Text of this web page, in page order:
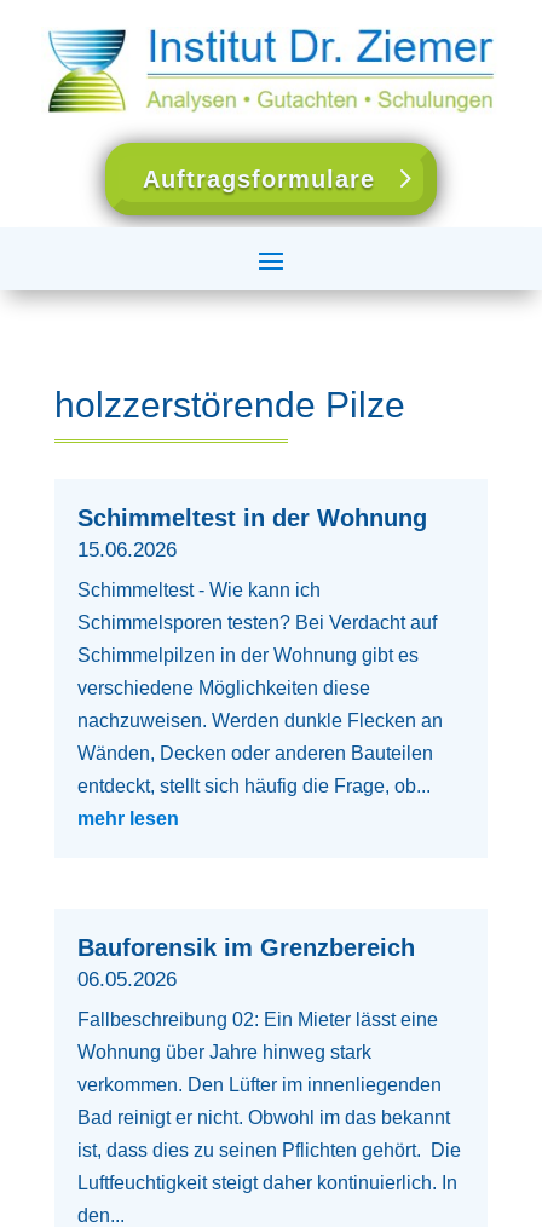
Auftragsformulare
holzzerstörende Pilze
Schimmeltest in der Wohnung
15.06.2026
Schimmeltest - Wie kann ich
Schimmelsporen testen? Bei Verdacht auf
Schimmelpilzen in der Wohnung gibt es
verschiedene Möglichkeiten diese
nachzuweisen. Werden dunkle Flecken an
Wänden, Decken oder anderen Bauteilen
entdeckt, stellt sich häufig die Frage, ob...
mehr lesen
Bauforensik im Grenzbereich
06.05.2026
Fallbeschreibung 02: Ein Mieter lässt eine
Wohnung über Jahre hinweg stark
verkommen. Den Lüfter im innenliegenden
Bad reinigt er nicht. Obwohl im das bekannt
ist, dass dies zu seinen Pflichten gehört. Die
Luftfeuchtigkeit steigt daher kontinuierlich. In
den...